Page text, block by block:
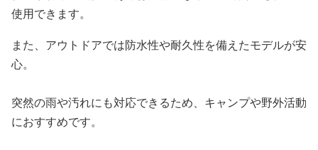
使用できます。
また、アウトドアでは防水性や耐久性を備えたモデルが安
心。
突然の雨や汚れにも対応できるため、キャンプや野外活動
におすすめです。